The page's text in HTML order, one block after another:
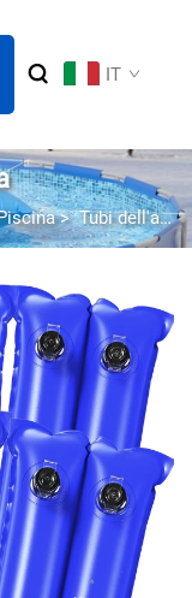
IT
>Tubi dell'acqua